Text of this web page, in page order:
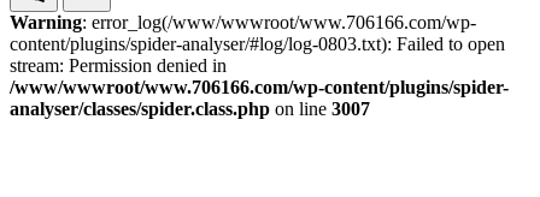
Warning: error_log(/www/wwwroot/www.706166.com/wp-
content/plugins/spider-analyser/#log/log-0803.txt): Failed to open
stream: Permission denied in
/www/wwwroot/www.706166.com/wp-content/plugins/spider-
analyser/classes/spider.class.php on line 3007